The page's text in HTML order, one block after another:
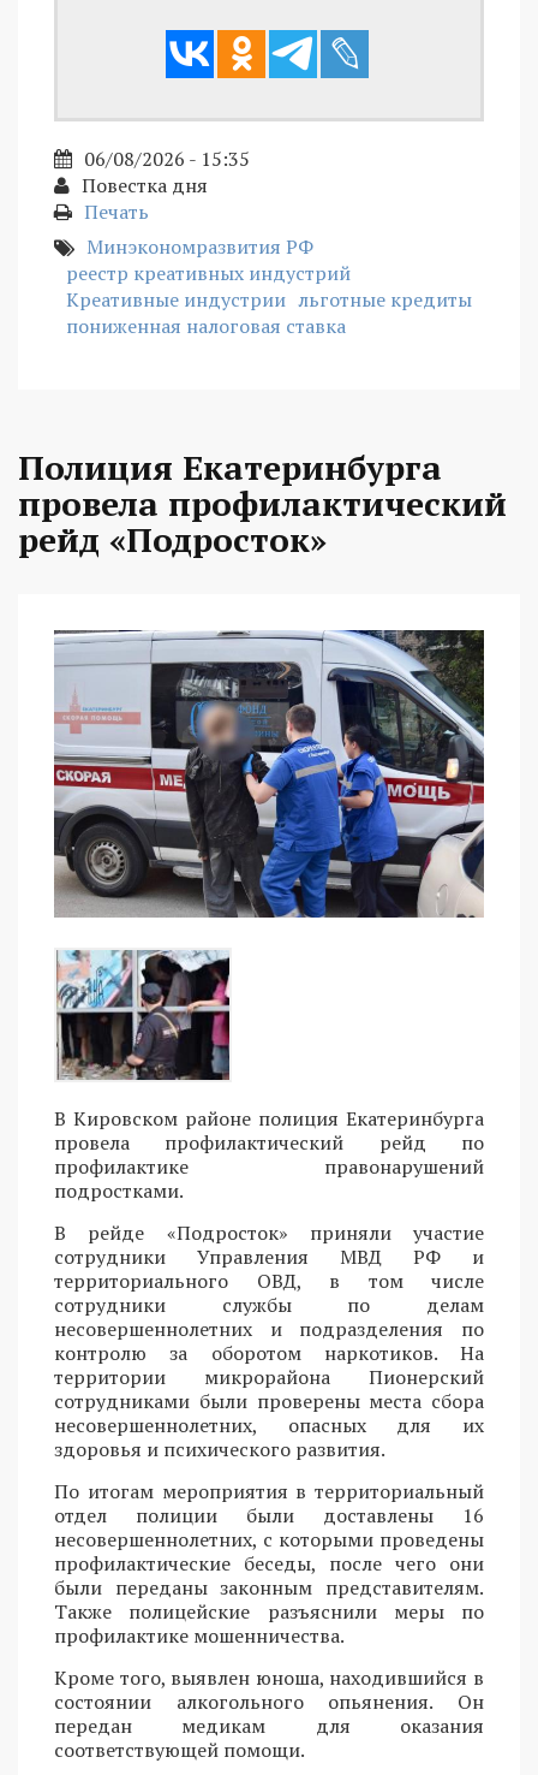
06/08/2026 - 15:35
Повестка дня
Печать
Минэкономразвития РФ
реестр креативных индустрий
Креативные индустрии льготные кредиты
пониженная налоговая ставка
Полиция Екатеринбурга
провела профилактический
рейд «Подросток»
В Кировском районе полиция Екатеринбурга
провела профилактический рейд по
профилактике правонарушений
подростками.
В рейде «Подросток» приняли участие
сотрудники Управления МВД РФ и
территориального ОВД, в том числе
сотрудники службы по делам
несовершеннолетних и подразделения по
контролю за оборотом наркотиков. На
территории микрорайона Пионерский
сотрудниками были проверены места сбора
несовершеннолетних, опасных для их
здоровья и психического развития.
По итогам мероприятия в территориальный
отдел полиции были доставлены 16
несовершеннолетних, с которыми проведены
профилактические беседы, после чего они
были переданы законным представителям.
Также полицейские разъяснили меры по
профилактике мошенничества.
Кроме того, выявлен юноша, находившийся в
состоянии алкогольного опьянения. Он
передан медикам для оказания
соответствующей помощи.